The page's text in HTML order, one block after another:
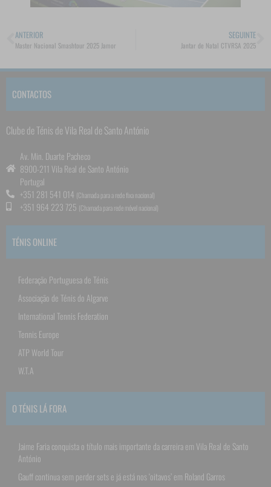
ANTERIOR
Master Nacional Smashtour 2025 Jamor
SEGUINTE
Jantar de Natal CTVRSA 2025
CONTACTOS
Clube de Ténis de Vila Real de Santo António
Av. Min. Duarte Pacheco
8900-211 Vila Real de Santo António
Portugal
+351 281 541 014 (Chamada para a rede fixa nacional)
+351 964 223 725 (Chamada para rede móvel nacional)
TÉNIS ONLINE
Federação Portuguesa de Ténis
Associação de Ténis do Algarve
International Tennis Federation
Tennis Europe
ATP World Tour
W.T.A
O TÉNIS LÁ FORA
Jaime Faria conquista o título mais importante da carreira em Vila Real de Santo
António
Gauff continua sem perder sets e já está nos ‘oitavos’ em Roland Garros